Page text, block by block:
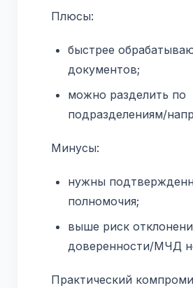
Плюсы:
быстрее
документов;
можно разделить по
подразделениям/
Минусы:
нужны
полномочия;
выше риск
доверенности/МЧД
Практический